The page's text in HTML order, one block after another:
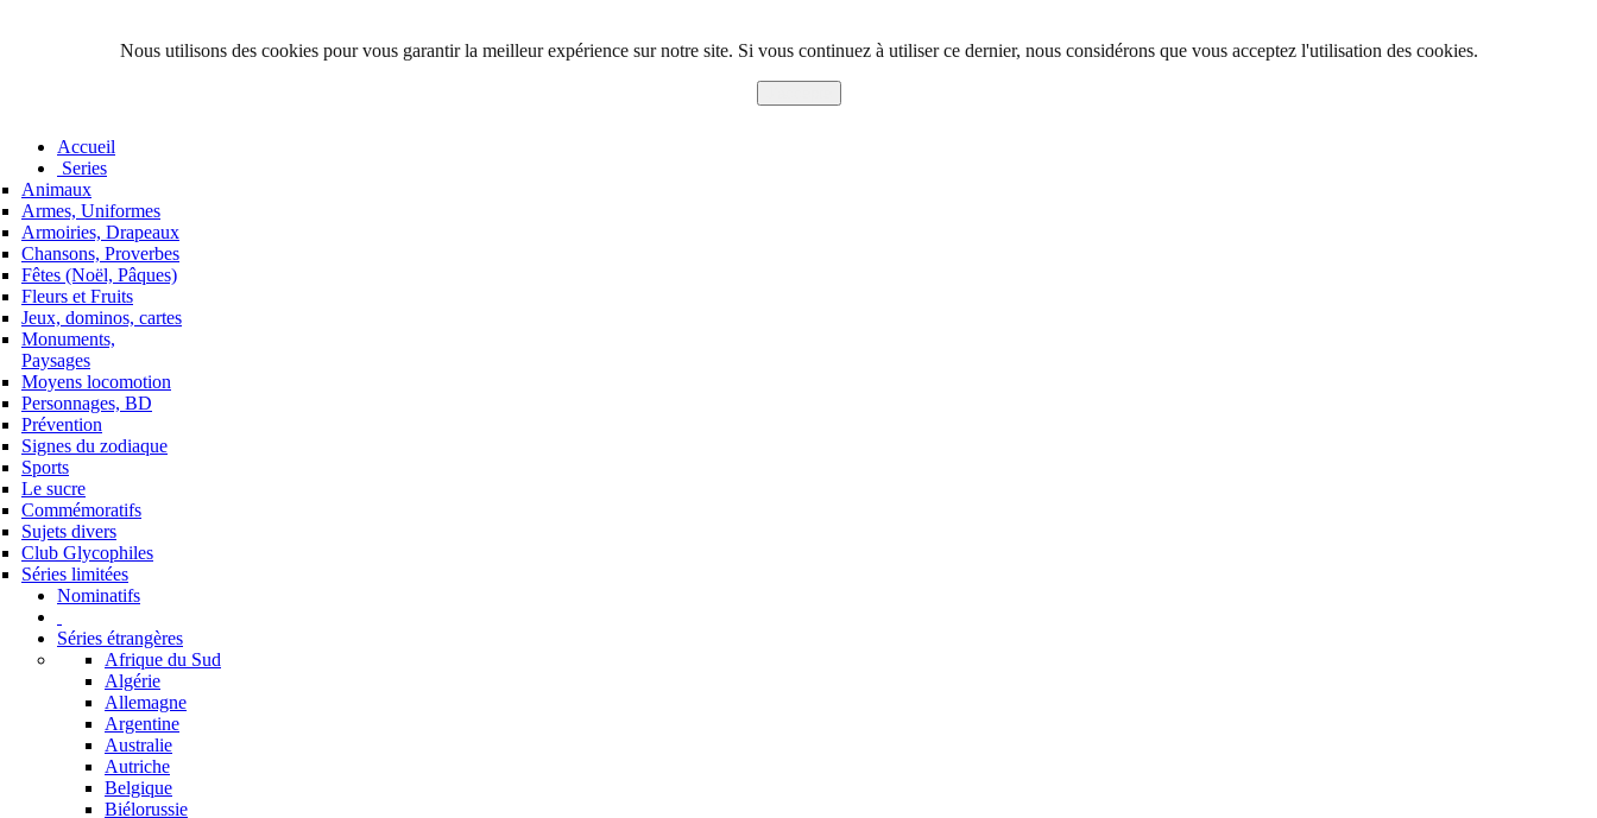
Nous utilisons des cookies pour vous garantir la meilleur expérience sur notre site. Si vous continuez à utiliser ce dernier, nous considérons que vous acceptez l'utilisation des cookies.
Accueil
Series
Animaux
Armes, Uniformes
Armoiries, Drapeaux
Chansons, Proverbes
Fêtes (Noël, Pâques)
Fleurs et Fruits
Jeux, dominos, cartes
Monuments,
Paysages
Moyens locomotion
Personnages, BD
Prévention
Signes du zodiaque
Sports
Le sucre
Commémoratifs
Sujets divers
Club Glycophiles
Séries limitées
Nominatifs
Séries étrangères
Afrique du Sud
Algérie
Allemagne
Argentine
Australie
Autriche
Belgique
Biélorussie